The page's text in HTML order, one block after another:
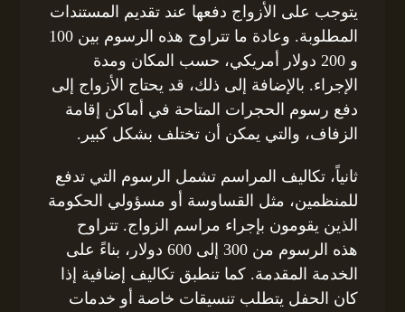
يتوجب على الأزواج دفعها عند تقديم المستندات
المطلوبة. وعادة ما تتراوح هذه الرسوم بين 100
و 200 دولار أمريكي، حسب المكان ومدة
الإجراء. بالإضافة إلى ذلك، قد يحتاج الأزواج إلى
دفع رسوم الحجرات المتاحة في أماكن إقامة
الزفاف، والتي يمكن أن تختلف بشكل كبير.
ثانياً، تكاليف المراسم تشمل الرسوم التي تدفع
للمنظمين، مثل القساوسة أو مسؤولي الحكومة
الذين يقومون بإجراء مراسم الزواج. تتراوح
هذه الرسوم من 300 إلى 600 دولار، بناءً على
الخدمة المقدمة. كما تنطبق تكاليف إضافية إذا
كان الحفل يتطلب تنسيقات خاصة أو خدمات